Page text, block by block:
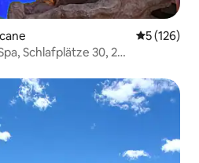
5 (126)
Schlafplätze 30, 2